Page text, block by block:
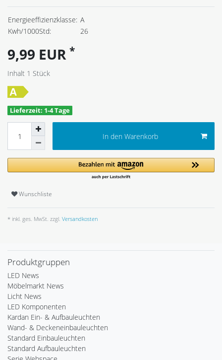
Energieeffizienzklasse: A
Kwh/1000Std:
26
9,99 EUR *
Inhalt 1 Stück
Lieferzeit: 1-4 Tage
In den Warenkorb
Wunschliste
* inkl. ges. MwSt. zzgl. Versandkosten
Produktgruppen
LED News
Möbelmarkt News
Licht News
LED Komponenten
Kardan Ein- & Aufbauleuchten
Wand- & Deckeneinbauleuchten
Standard Einbauleuchten
Standard Aufbauleuchten